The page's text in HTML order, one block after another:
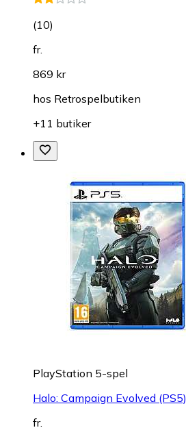
(10)
fr.
869 kr
hos Retrospelbutiken
+11 butiker
PlayStation 5-spel
Halo: Campaign Evolved (PS5)
fr.